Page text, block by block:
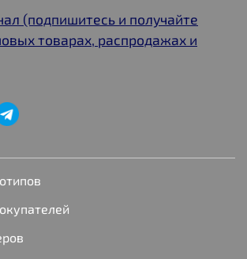
(подпишитесь и получайте
товарах, распродажах и